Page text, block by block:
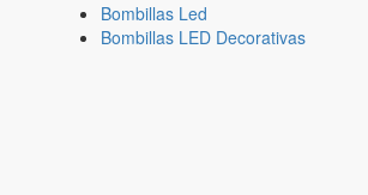
Bombillas Led
Bombillas LED Decorativas